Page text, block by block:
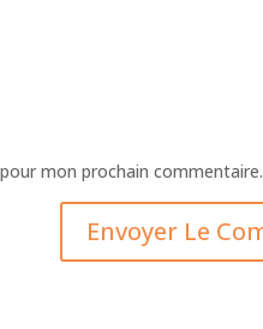
mon prochain commentaire.